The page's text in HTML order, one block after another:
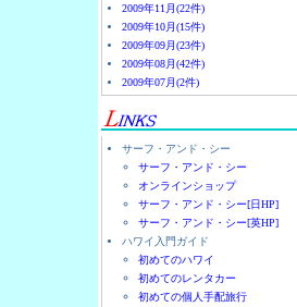
2009年11月(22件)
2009年10月(15件)
2009年09月(23件)
2009年08月(42件)
2009年07月(2件)
サーフ・アンド・シー
サーフ・アンド・シー
オンラインショップ
サーフ・アンド・シー[日HP]
サーフ・アンド・シー[英HP]
ハワイ入門ガイド
初めてのハワイ
初めてのレンタカー
初めての個人手配旅行